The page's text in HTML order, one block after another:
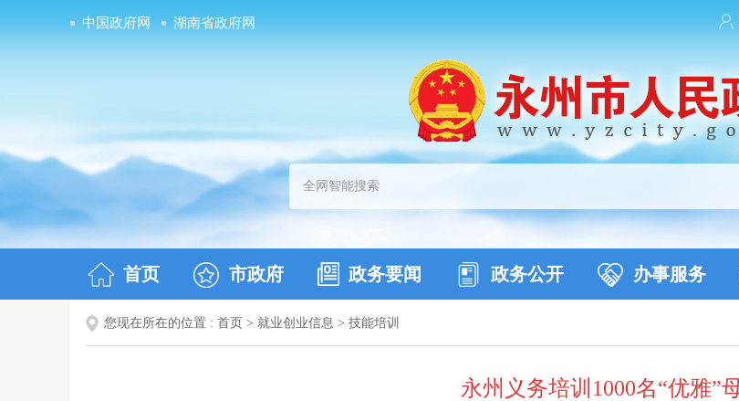
中国政府网 湖南省政府网
首页 市政府 政务要闻 政务公开 办事服务
您现在所在的位置 : 首页 > 就业创业信息 > 技能培训
永州义务培训1000名“优雅”